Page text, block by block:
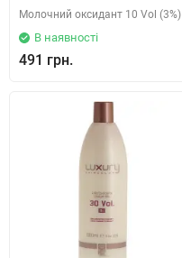
Молочний оксидант 10 Vol (3%)
В наявності
491 грн.